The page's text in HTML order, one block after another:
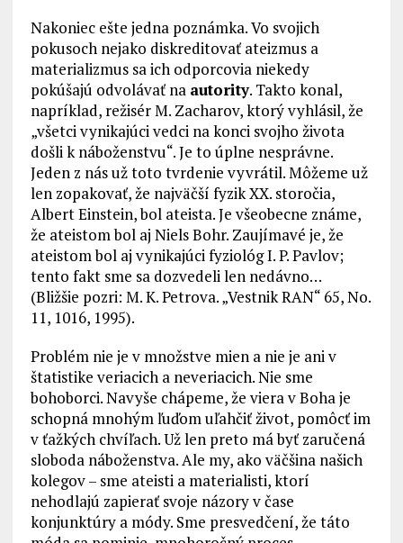
Nakoniec ešte jedna poznámka. Vo svojich
pokusoch nejako diskreditovať ateizmus a
materializmus sa ich odporcovia niekedy
pokúšajú odvolávať na autority. Takto konal,
napríklad, režisér M. Zacharov, ktorý vyhlásil, že
„všetci vynikajúci vedci na konci svojho života
došli k náboženstvu“. Je to úplne nesprávne.
Jeden z nás už toto tvrdenie vyvrátil. Môžeme už
len zopakovať, že najväčší fyzik XX. storočia,
Albert Einstein, bol ateista. Je všeobecne známe,
že ateistom bol aj Niels Bohr. Zaujímavé je, že
ateistom bol aj vynikajúci fyziológ I. P. Pavlov;
tento fakt sme sa dozvedeli len nedávno…
(Bližšie pozri: M. K. Petrova. „Vestnik RAN“ 65, No.
11, 1016, 1995).
Problém nie je v množstve mien a nie je ani v
štatistike veriacich a neveriacich. Nie sme
bohoborci. Navyše chápeme, že viera v Boha je
schopná mnohým ľuďom uľahčiť život, pomôcť im
v ťažkých chvíľach. Už len preto má byť zaručená
sloboda náboženstva. Ale my, ako väčšina našich
kolegov – sme ateisti a materialisti, ktorí
nehodlajú zapierať svoje názory v čase
konjunktúry a módy. Sme presvedčení, že táto